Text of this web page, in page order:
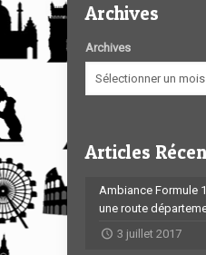
Archives
Archives
Articles
Ambiance Formule
une route
3 juillet 2017